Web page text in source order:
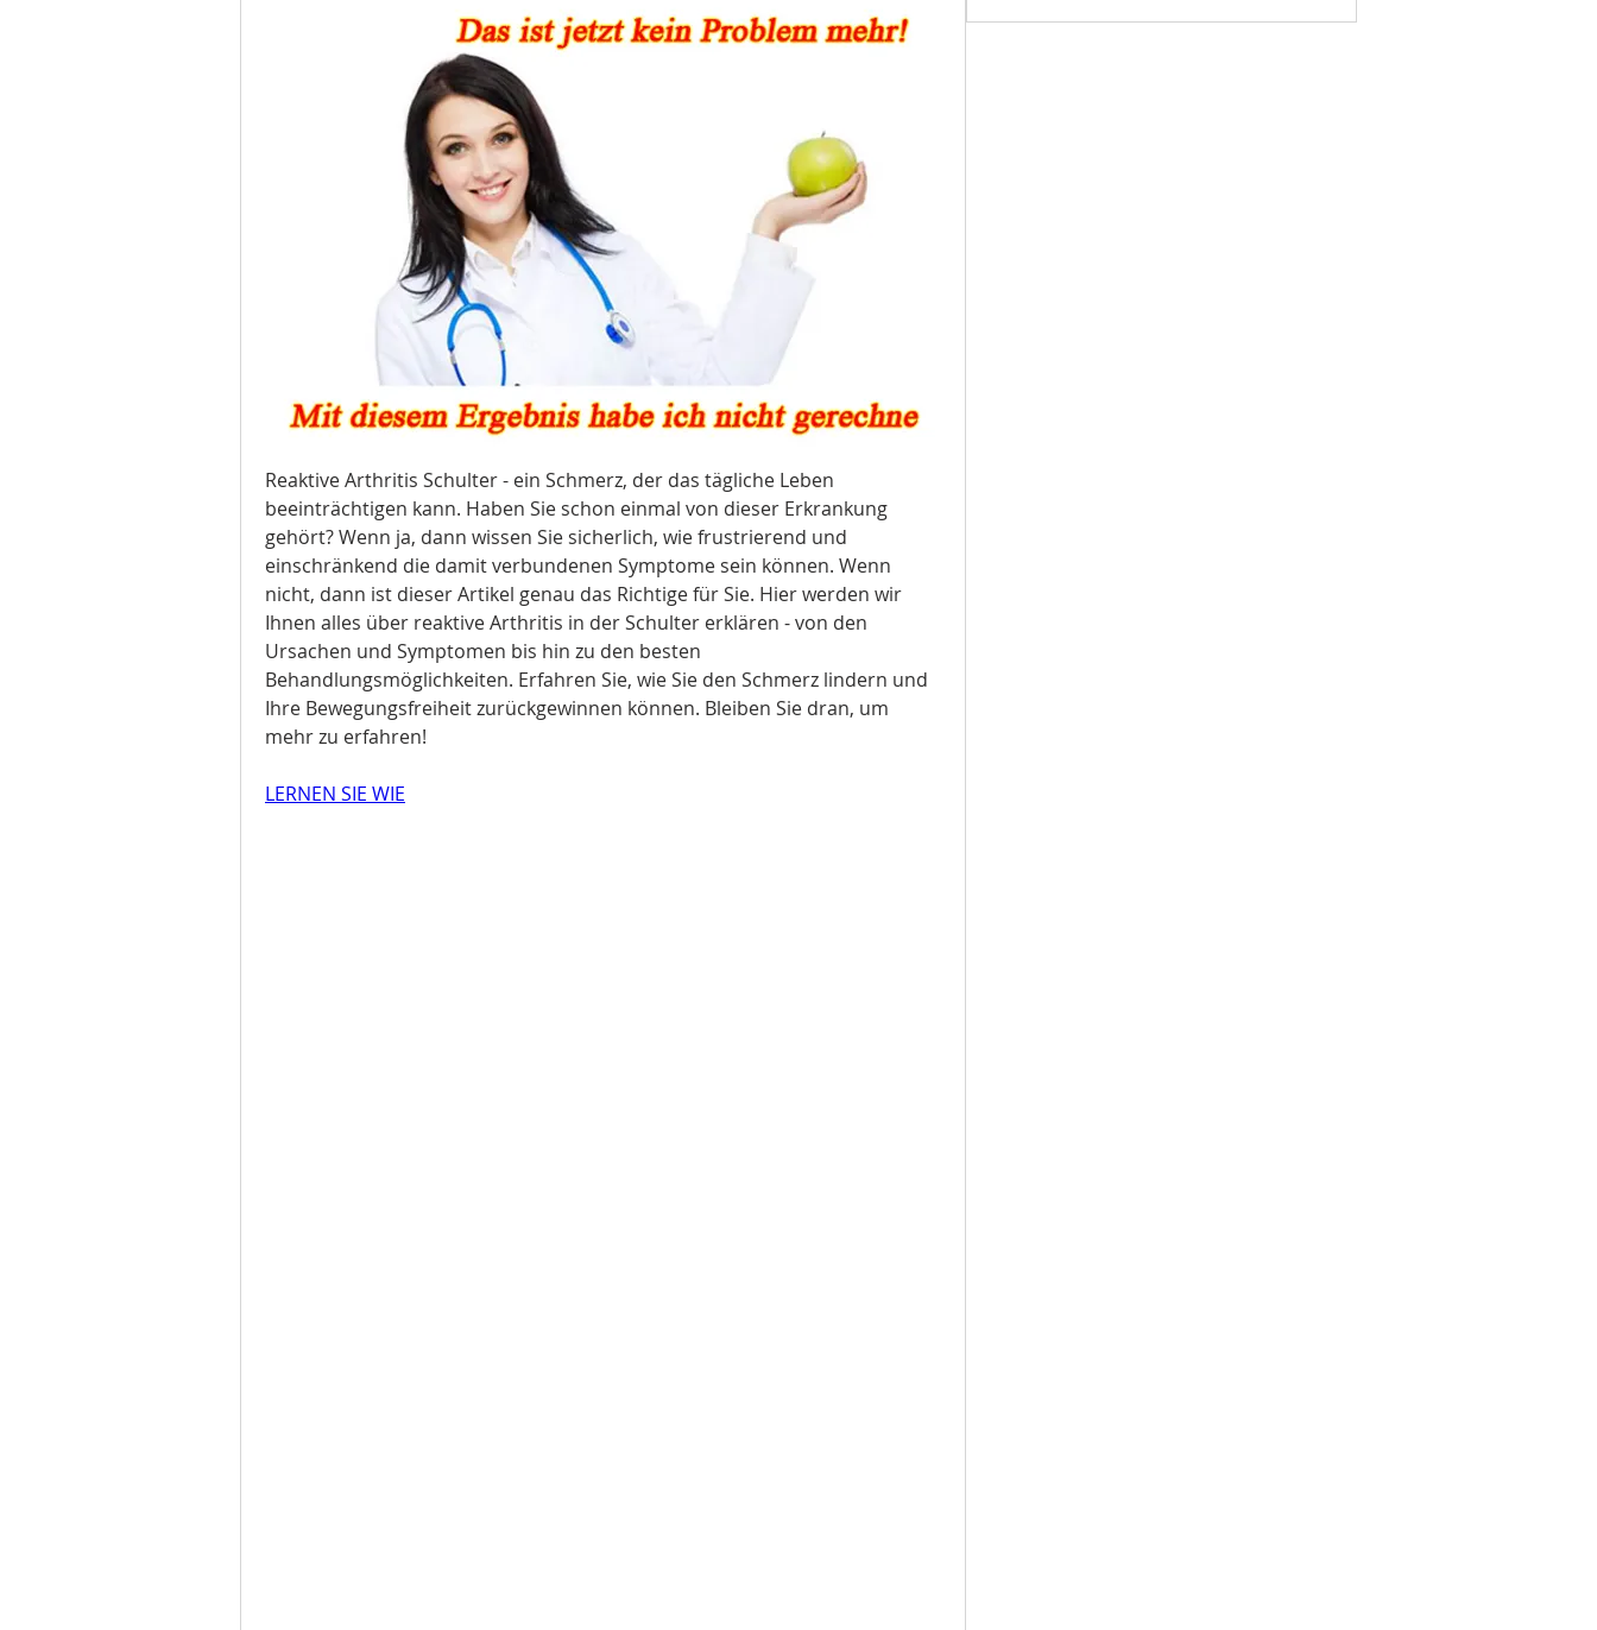
Reaktive Arthritis Schulter - ein Schmerz, der das tägliche Leben
beeinträchtigen kann. Haben Sie schon einmal von dieser Erkrankung
gehört? Wenn ja, dann wissen Sie sicherlich, wie frustrierend und
einschränkend die damit verbundenen Symptome sein können. Wenn
nicht, dann ist dieser Artikel genau das Richtige für Sie. Hier werden wir
Ihnen alles über reaktive Arthritis in der Schulter erklären - von den
Ursachen und Symptomen bis hin zu den besten
Behandlungsmöglichkeiten. Erfahren Sie, wie Sie den Schmerz lindern und
Ihre Bewegungsfreiheit zurückgewinnen können. Bleiben Sie dran, um
mehr zu erfahren!
LERNEN SIE WIE